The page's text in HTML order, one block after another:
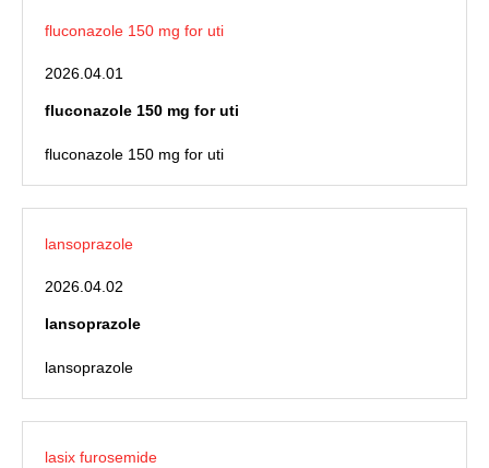
fluconazole 150 mg for uti
2026.04.01
fluconazole 150 mg for uti
fluconazole 150 mg for uti
lansoprazole
2026.04.02
lansoprazole
lansoprazole
lasix furosemide